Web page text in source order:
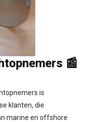
📰
is
klanten, die
marine en offshore